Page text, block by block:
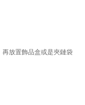
放置飾品盒或是夾鏈袋